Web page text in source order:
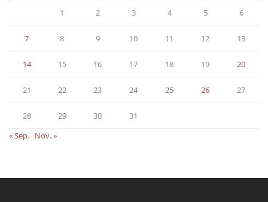
1 2 3 4 5 6
7 8 9 10 11 12 13
14 15 16 17 18 19 20
21 22 23 24 25 26 27
28 29 30
31
« Sep. Nov. »